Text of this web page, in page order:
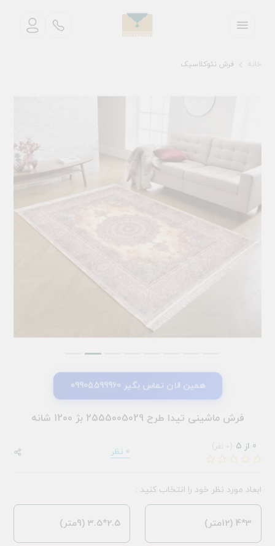
خانه فرش نئوکلاسیک
همین الان تماس بگیر 09905599960
فرش ماشینی تیدا طرح 2555005029 بژ 1200 شانه
0 از 5 0 نظر
ابعاد مورد نظر خود را انتخاب کنید :
3*4 (12متر) 2.5*3.5 (9متر)